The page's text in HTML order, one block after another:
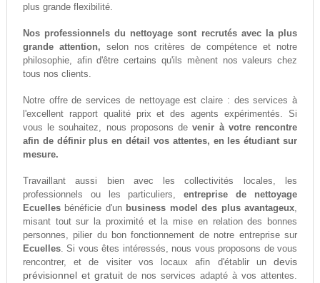
plus grande flexibilité.
Nos professionnels du nettoyage sont recrutés avec la plus
grande attention, selon nos critères de compétence et notre
philosophie, afin d'être certains qu'ils mènent nos valeurs chez
tous nos clients.
Notre offre de services de nettoyage est claire : des services à
l'excellent rapport qualité prix et des agents expérimentés. Si
vous le souhaitez, nous proposons devenir à votre rencontre
afin de définir plus en détail vos attentes, en les étudiant sur
mesure.
Travaillant aussi bien avec les collectivités locales, les
professionnels ou les particuliers,entreprise de nettoyage
Ecuellesbénéficie d'un business model des plus avantageux,
misant tout sur la proximité et la mise en relation des bonnes
personnes, pilier du bon fonctionnement de notre entreprise sur
Ecuelles. Si vous êtes intéressés, nous vous proposons de vous
rencontrer, et de visiter vos locaux afin d'établir undevis
prévisionnel et gratuitde nos services adapté à vos attentes.